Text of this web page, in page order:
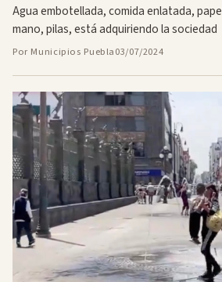
Agua embotellada, comida enlatada,
mano, pilas, está adquiriendo la sociedad
Por Municipios Puebla03/07/2024